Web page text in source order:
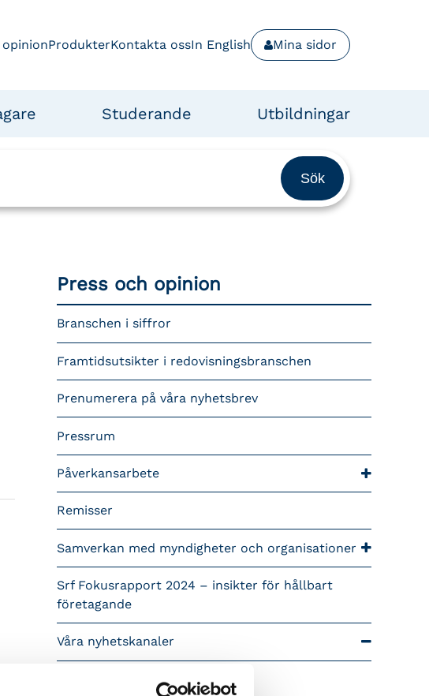
opinionProdukterKontakta ossIn English Mina sidor
Studerande Utbildningar
Press och opinion
Branschen i siffror
Framtidsutsikter i redovisningsbranschen
Prenumerera på våra nyhetsbrev
Pressrum
Påverkansarbete
Remisser
Samverkan med myndigheter och organisationer
Srf Fokusrapport 2024 – insikter för hållbart
företagande
Våra nyhetskanaler
Tidningen Konsulten